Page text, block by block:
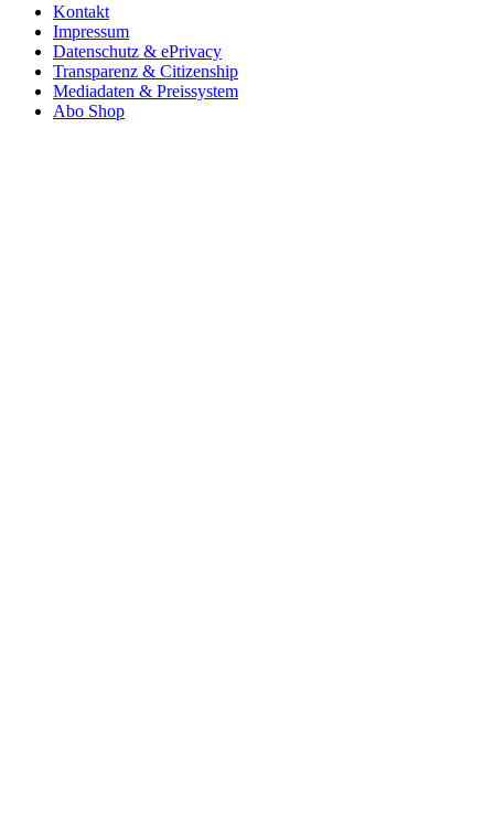
Kontakt
Impressum
Datenschutz & ePrivacy
Transparenz & Citizenship
Mediadaten & Preissystem
Abo Shop